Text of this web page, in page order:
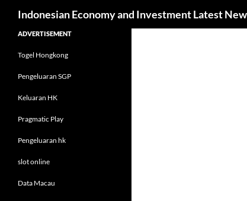
Indonesian Economy and Investment Latest
ADVERTISEMENT
Togel Hongkong
Pengeluaran SGP
Keluaran HK
Pragmatic Play
Pengeluaran hk
slot online
Data Macau